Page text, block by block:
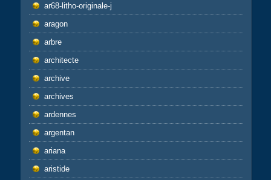
ar68-litho-originale-j
aragon
arbre
architecte
archive
archives
ardennes
argentan
ariana
aristide